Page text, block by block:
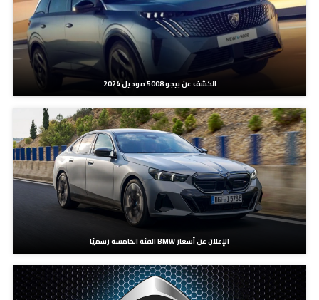
الكشف عن بيجو 5008 موديل 2024
الإعلان عن أسعار BMW الفئة الخامسة رسميًا